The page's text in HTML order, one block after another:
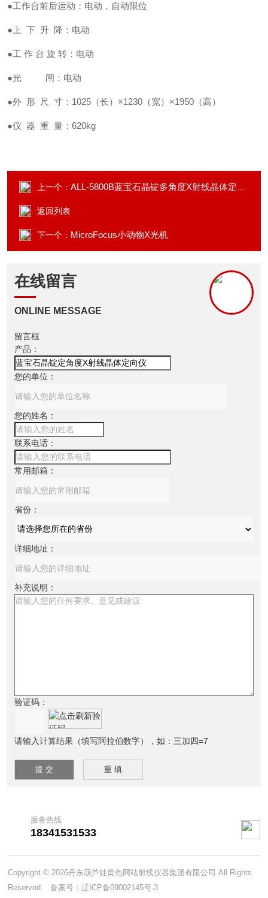
●工作台前后运动：电动，自动限位
●上 下 升 降：电动
●工 作 台 旋 转：电动
●光 闸：电动
●外 形 尺 寸：1025（长）×1230（宽）×1950（高）
●仪 器 重 量：620kg
上一个： ALL-5800B蓝宝石晶锭多角度X射线晶体定向仪
返回列表
下一个： MicroFocus小动物X光机
在线留言
ONLINE MESSAGE
留言框
产品：
您的单位：
您的姓名：
联系电话：
常用邮箱：
省份：
详细地址：
补充说明：
验证码：
请输入计算结果（填写阿拉伯数字），如：三加四=7
服务热线
18341531533
Copyright © 2026丹东葫芦娃黄色网站射线仪器集团有限公司 All Rights
Reserved 备案号：辽ICP备09002145号-3